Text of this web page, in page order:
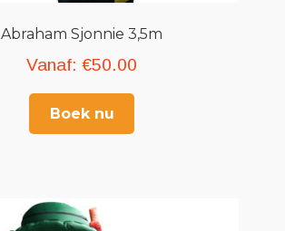
Abraham Sjonnie 3,5m
Vanaf: €50.00
Boek nu